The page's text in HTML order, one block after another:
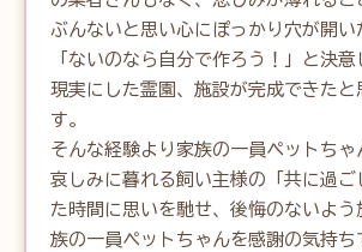
ぶんないと思い心にぽっかり穴が開い
「ないのなら自分で作ろう！」と決
現実にした霊園、施設が完成できたと
す。
そんな経験より家族の一員ペットちゃ
哀しみに暮れる飼い主様の「共に過ご
た時間に思いを馳せ、後悔のないよう
族の一員ペットちゃんを感謝の気持ち